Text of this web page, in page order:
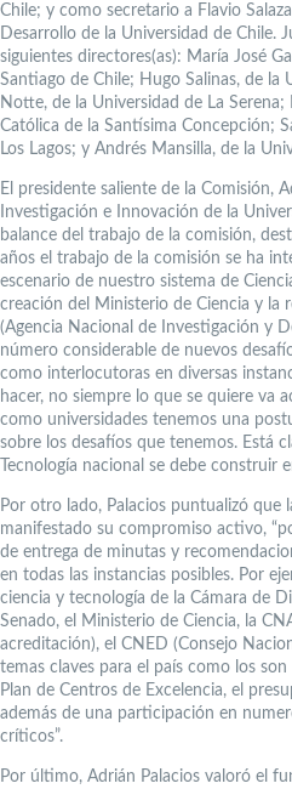
Chile; y como secretario a Flavio
Desarrollo de la Universidad de Chile.
siguientes directores(as): María José
Santiago de Chile; Hugo Salinas, de la
Notte, de la Universidad de La Serena;
Católica de la Santísima Concepción;
Los Lagos; y Andrés Mansilla, de la
El presidente saliente de la Comisión,
Investigación e Innovación de la
balance del trabajo de la comisión,
años el trabajo de la comisión se ha
escenario de nuestro sistema de
creación del Ministerio de Ciencia y la
(Agencia Nacional de Investigación y
número considerable de nuevos
como interlocutoras en diversas
hacer, no siempre lo que se quiere va
como universidades tenemos una
sobre los desafíos que tenemos. Está
Tecnología nacional se debe construir
Por otro lado, Palacios puntualizó que
manifestado su compromiso activo,
de entrega de minutas y
en todas las instancias posibles. Por
ciencia y tecnología de la Cámara de
Senado, el Ministerio de Ciencia, la
acreditación), el CNED (Consejo
temas claves para el país como los
Plan de Centros de Excelencia, el
además de una participación en
críticos”.
Por último, Adrián Palacios valoró el